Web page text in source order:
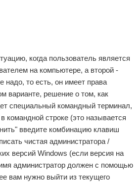
когда пользователь является
на компьютере, а второй -
надо, то есть, он имеет права
варианте, решение о том, как
специальный командный терминал,
командной строке (это называется
введите комбинацию клавиш
чистая администратора /
версий Windows (если версия на
администратор должен с помощью
вам нужно выйти из текущего